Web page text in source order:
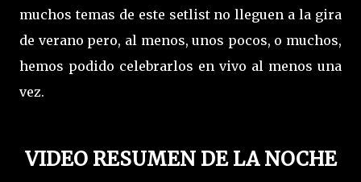
muchos temas de este setlist no lleguen a la gira
de verano pero, al menos, unos pocos, o muchos,
hemos podido celebrarlos en vivo al menos una
vez.
VIDEO RESUMEN DE LA NOCHE